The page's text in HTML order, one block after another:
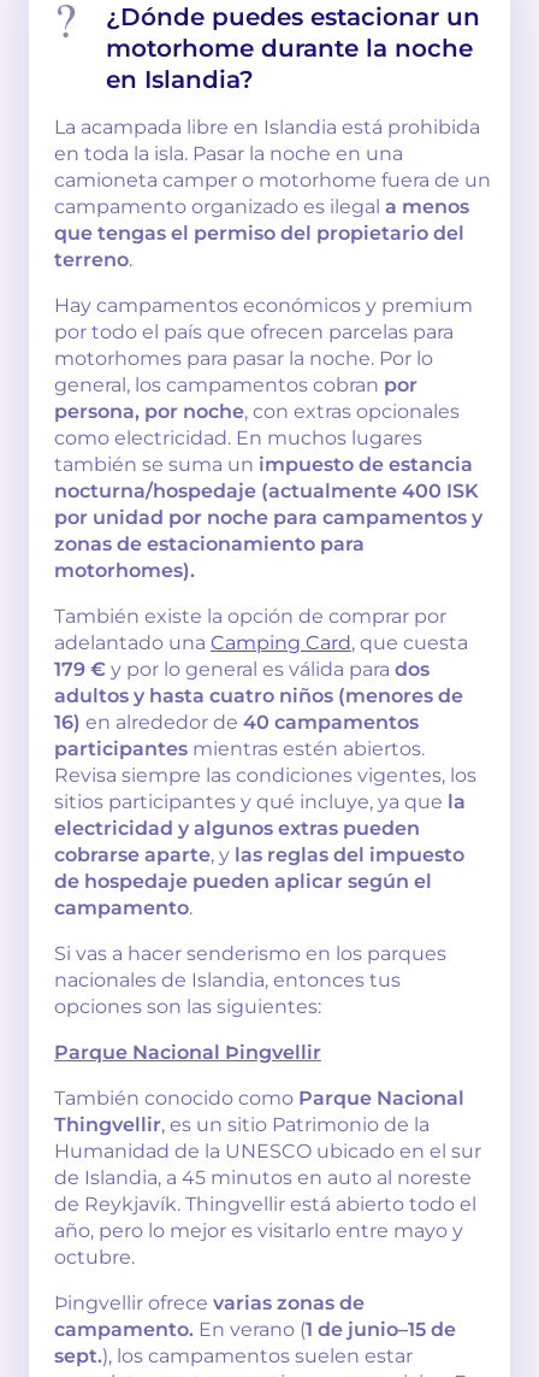
¿Dónde puedes estacionar un
motorhome durante la noche
en Islandia?
La acampada libre en Islandia está prohibida
en toda la isla. Pasar la noche en una
camioneta camper o motorhome fuera de un
campamento organizado es ilegal a menos
que tengas el permiso del propietario del
terreno.
Hay campamentos económicos y premium
por todo el país que ofrecen parcelas para
motorhomes para pasar la noche. Por lo
general, los campamentos cobran por
persona, por noche, con extras opcionales
como electricidad. En muchos lugares
también se suma un impuesto de estancia
nocturna/hospedaje (actualmente 400 ISK
por unidad por noche para campamentos y
zonas de estacionamiento para
motorhomes).
También existe la opción de comprar por
adelantado una Camping Card, que cuesta
179 € y por lo general es válida para dos
adultos y hasta cuatro niños (menores de
16) en alrededor de 40 campamentos
participantes mientras estén abiertos.
Revisa siempre las condiciones vigentes, los
sitios participantes y qué incluye, ya que la
electricidad y algunos extras pueden
cobrarse aparte, y las reglas del impuesto
de hospedaje pueden aplicar según el
campamento.
Si vas a hacer senderismo en los parques
nacionales de Islandia, entonces tus
opciones son las siguientes:
Parque Nacional Þingvellir
También conocido como Parque Nacional
Thingvellir, es un sitio Patrimonio de la
Humanidad de la UNESCO ubicado en el sur
de Islandia, a 45 minutos en auto al noreste
de Reykjavík. Thingvellir está abierto todo el
año, pero lo mejor es visitarlo entre mayo y
octubre.
Þingvellir ofrece varias zonas de
campamento. En verano (1 de junio–15 de
sept.), los campamentos suelen estar